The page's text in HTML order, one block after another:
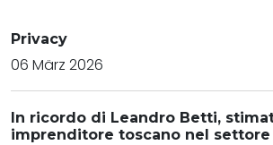
Privacy
06 März 2026
In ricordo di Leandro Betti,
imprenditore toscano nel